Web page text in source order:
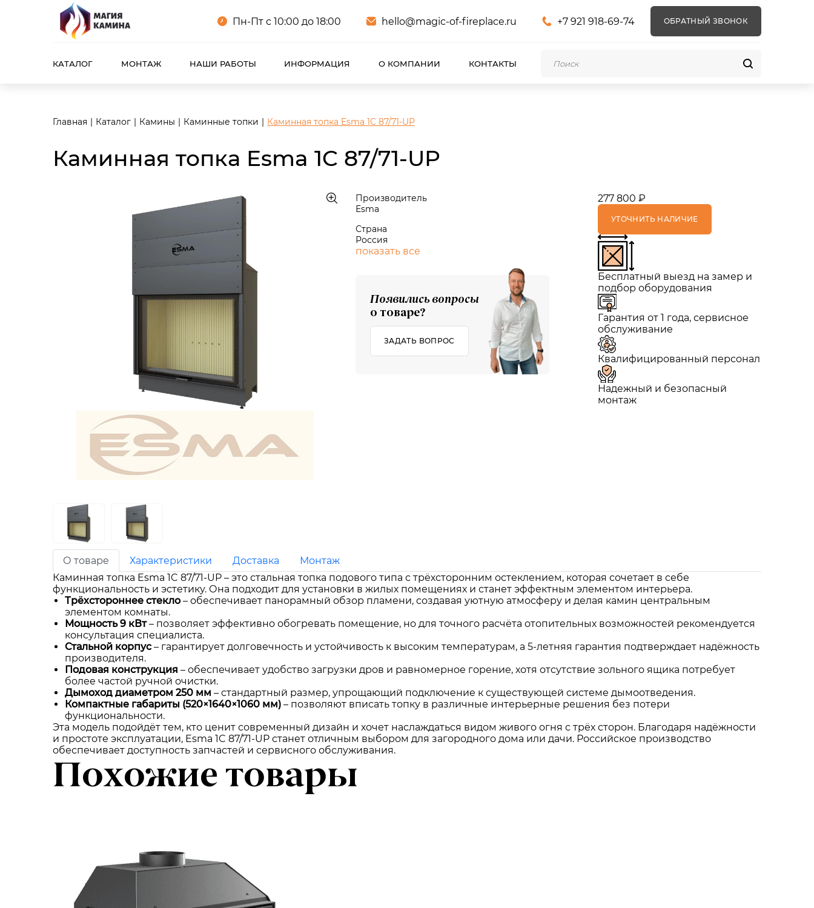
<meta name="robots" content="noindex, follow"/>
Пн-Пт с 10:00 до 18:00
hello@magic-of-fireplace.ru +7 921 918-69-74 ОБРАТНЫЙ ЗВОНОК
КАТАЛОГ МОНТАЖ НАШИ РАБОТЫ ИНФОРМАЦИЯ О КОМПАНИИ КОНТАКТЫ
Главная Каталог Камины Каминные топки Каминная топка Esma 1C 87/71-UP
Каминная топка Esma 1C 87/71-UP
Производитель
Esma
Страна
Россия
показать все
Появились вопросы
о товаре?
ЗАДАТЬ ВОПРОС
277 800 ₽
УТОЧНИТЬ НАЛИЧИЕ
Бесплатный выезд на замер и
подбор оборудования
Гарантия от 1 года, сервисное
обслуживание
Квалифицированный персонал
Надежный и безопасный
монтаж
О товаре Характеристики Доставка
Монтаж
Каминная топка Esma 1C 87/71-UP – это стальная топка подового типа с трёхсторонним остеклением, которая сочетает в себе
функциональность и эстетику. Она подходит для установки в жилых помещениях и станет эффектным элементом интерьера.
Трёхстороннее стекло– обеспечивает панорамный обзор пламени, создавая уютную атмосферу и делая камин центральным
элементом комнаты.
Мощность 9 кВт– позволяет эффективно обогревать помещение, но для точного расчёта отопительных возможностей рекомендуется
консультация специалиста.
Стальной корпус– гарантирует долговечность и устойчивость к высоким температурам, а 5-летняя гарантия подтверждает надёжность
производителя.
Подовая конструкция – обеспечивает удобство загрузки дров и равномерное горение, хотя отсутствие зольного ящика потребует
более частой ручной очистки.
Дымоход диаметром 250 мм – стандартный размер, упрощающий подключение к существующей системе дымоотведения.
Компактные габариты (520×1640×1060 мм) – позволяют вписать топку в различные интерьерные решения без потери
функциональности.
Эта модель подойдёт тем, кто ценит современный дизайн и хочет наслаждаться видом живого огня с трёх сторон. Благодаря надёжности
и простоте эксплуатации, Esma 1C 87/71-UP станет отличным выбором для загородного дома или дачи. Российское производство
обеспечивает доступность запчастей и сервисного обслуживания.
Похожие товары